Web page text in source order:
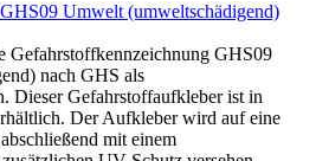
Umwelt (umweltschädigend)
Gefahrstoffkennzeichnung GHS09
nach GHS als
Dieser Gefahrstoffaufkleber ist in
Der Aufkleber wird auf eine
mit einem